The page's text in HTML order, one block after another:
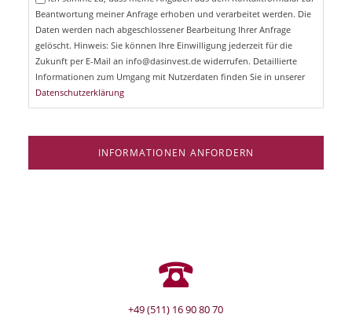
Beantwortung meiner Anfrage erhoben und verarbeitet werden. Die
Daten werden nach abgeschlossener Bearbeitung Ihrer Anfrage
gelöscht. Hinweis: Sie können Ihre Einwilligung jederzeit für die
Zukunft per E-Mail an info@dasinvest.de widerrufen. Detaillierte
Informationen zum Umgang mit Nutzerdaten finden Sie in unserer
Datenschutzerklärung
INFORMATIONEN ANFORDERN
+49 (511) 16 90 80 70